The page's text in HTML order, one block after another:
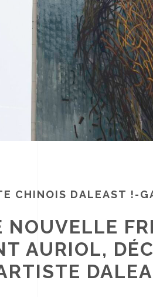
CHINOIS DALEAST !-
NOUVELLE
AURIOL,